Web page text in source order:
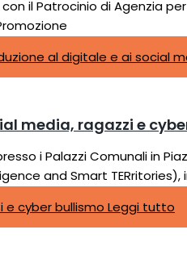
il Patrocinio di Agenzia
al digitale e ai social
media, ragazzi e
i Palazzi Comunali in
and Smart TERritories),
e cyber bullismo Leggi tutto